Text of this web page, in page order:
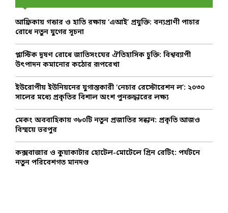
f
r
R
আফ্রিকায় গন্ডার ও হাতি রক্ষায় ‘এআই’ প্রযুক্তি: বন্যপ্রাণী পাচার
রোধে নতুন যুগের সূচনা
প্লাস্টিক দূষণ রোধে জাতিসংঘের ঐতিহাসিক চুক্তি: বিশ্বব্যাপী
উৎপাদন কমানোর কঠোর রূপরেখা
ইউরোপীয় ইউনিয়নের যুগান্তকারী ‘নেচার রেস্টোরেশন ল’: ২০৩০
সালের মধ্যে প্রকৃতির বিশাল অংশ পুনরুদ্ধারের লক্ষ্য
মেকং অববাহিকায় ৩৮০টি নতুন প্রজাতির সন্ধান: প্রকৃতি আজও
বিস্ময়ে ভরপুর
কক্সবাজার ও কুয়াকাটার হোটেল-মোটেলে গ্রিন রেটিং: পর্যটনে
নতুন পরিবেশগত মানদণ্ড